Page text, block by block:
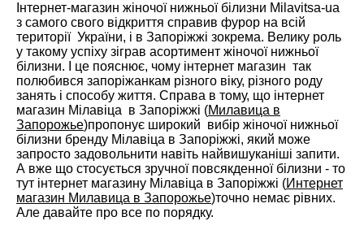
Інтернет-магазин жіночої нижньої білизни Milavitsa-ua
з самого свого відкриття справив фурор на всій
території України, і в Запоріжжі зокрема. Велику роль
у такому успіху зіграв асортимент жіночої нижньої
білизни. І це пояснює, чому інтернет магазин так
полюбився запоріжанкам різного віку, різного роду
занять і способу життя. Справа в тому, що інтернет
магазин Мілавіца в Запоріжжі (Милавица в
Запорожье)пропонує широкий вибір жіночої нижньої
білизни бренду Мілавіца в Запоріжжі, який може
запросто задовольнити навіть найвишуканіші запити.
А вже що стосується зручної повсякденної білизни - то
тут інтернет магазину Мілавіца в Запоріжжі (Интернет
магазин Милавица в Запорожье)точно немає рівних.
Але давайте про все по порядку.